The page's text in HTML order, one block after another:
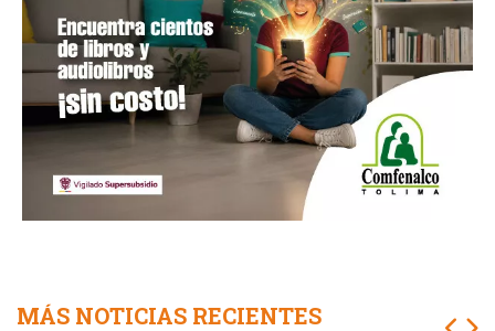
MÁS NOTICIAS RECIENTES